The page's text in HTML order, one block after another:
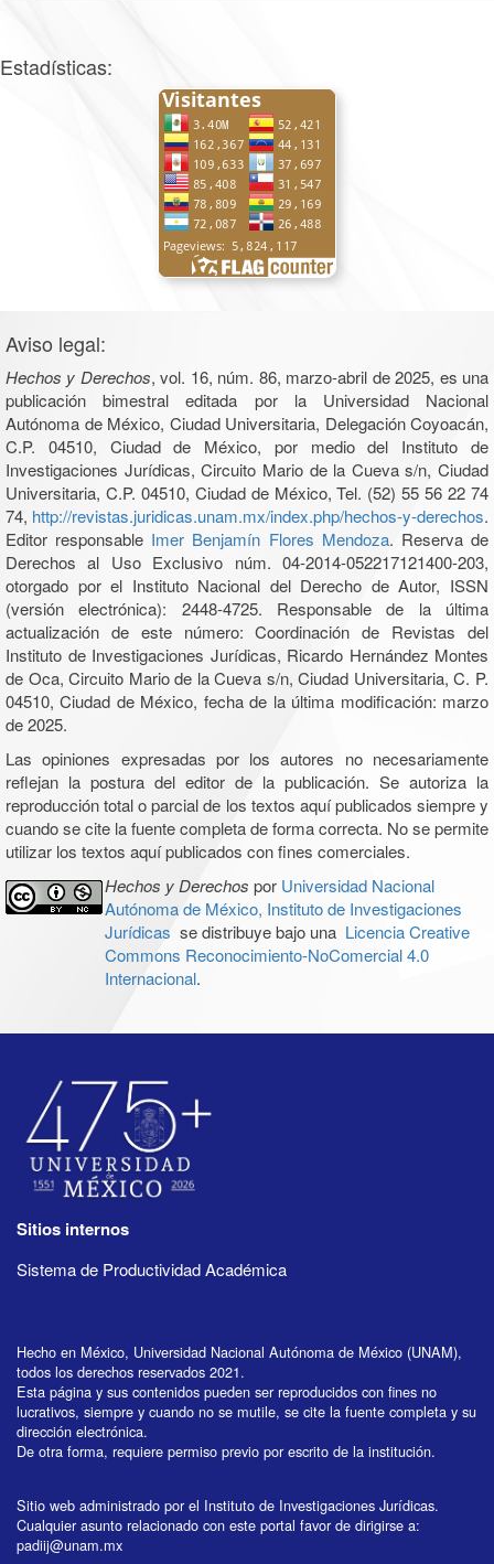
Estadísticas:
Aviso legal:
Hechos y Derechos, vol. 16, núm. 86, marzo-abril de 2025, es una
publicación bimestral editada por la Universidad Nacional
Autónoma de México, Ciudad Universitaria, Delegación Coyoacán,
C.P. 04510, Ciudad de México, por medio del Instituto de
Investigaciones Jurídicas, Circuito Mario de la Cueva s/n, Ciudad
Universitaria, C.P. 04510, Ciudad de México, Tel. (52) 55 56 22 74
74, http://revistas.juridicas.unam.mx/index.php/hechos-y-derechos.
Editor responsable Imer Benjamín Flores Mendoza. Reserva de
Derechos al Uso Exclusivo núm. 04-2014-052217121400-203,
otorgado por el Instituto Nacional del Derecho de Autor, ISSN
(versión electrónica): 2448-4725. Responsable de la última
actualización de este número: Coordinación de Revistas del
Instituto de Investigaciones Jurídicas, Ricardo Hernández Montes
de Oca, Circuito Mario de la Cueva s/n, Ciudad Universitaria, C. P.
04510, Ciudad de México, fecha de la última modificación: marzo
de 2025.
Las opiniones expresadas por los autores no necesariamente
reflejan la postura del editor de la publicación. Se autoriza la
reproducción total o parcial de los textos aquí publicados siempre y
cuando se cite la fuente completa de forma correcta. No se permite
utilizar los textos aquí publicados con fines comerciales.
Hechos y Derechos por Universidad Nacional
Autónoma de México, Instituto de Investigaciones
Jurídicas se distribuye bajo una Licencia Creative
Commons Reconocimiento-NoComercial 4.0
Internacional.
Sitios internos
Sistema de Productividad Académica
Hecho en México, Universidad Nacional Autónoma de México (UNAM),
todos los derechos reservados 2021.
Esta página y sus contenidos pueden ser reproducidos con fines no
lucrativos, siempre y cuando no se mutile, se cite la fuente completa y su
dirección electrónica.
De otra forma, requiere permiso previo por escrito de la institución.
Sitio web administrado por el Instituto de Investigaciones Jurídicas.
Cualquier asunto relacionado con este portal favor de dirigirse a:
padiij@unam.mx